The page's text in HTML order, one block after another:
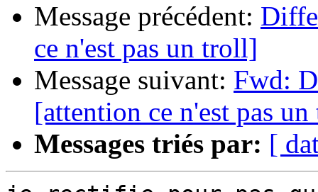
Message précédent:
ce n'est pas un troll]
Message suivant: Fwd:
[attention ce n'est pas
Messages triés par: [